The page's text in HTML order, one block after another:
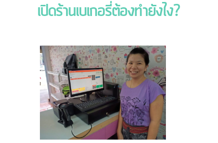
เปิดร้านเบเกอรี่ต้องทำยังไง?